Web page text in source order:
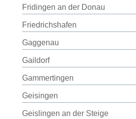
Fridingen an der Donau
Friedrichshafen
Gaggenau
Gaildorf
Gammertingen
Geisingen
Geislingen an der Steige